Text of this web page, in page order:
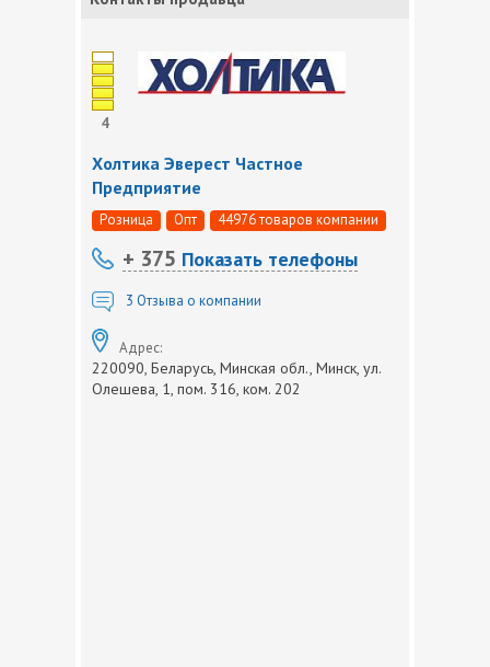
4
Холтика Эверест Частное
Предприятие
Розница Опт 44976 товаров компании
+ 375 Показать телефоны
3 Отзыва о компании
Адрес:
220090, Беларусь, Минская обл., Минск, ул.
Олешева, 1, пом. 316, ком. 202